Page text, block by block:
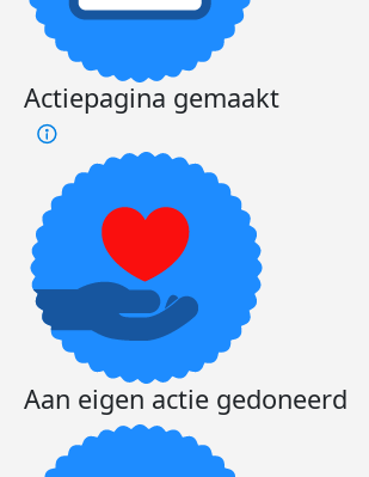
Actiepagina gemaakt
Aan eigen actie gedoneerd